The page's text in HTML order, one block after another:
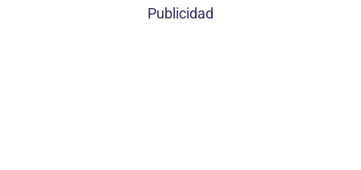
Publicidad